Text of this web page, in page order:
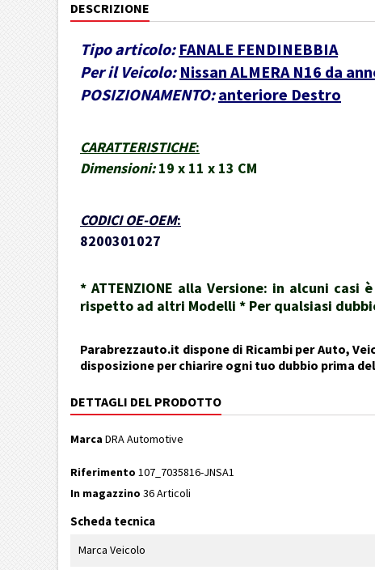
DESCRIZIONE
Tipo articolo: FANALE FENDINEBBIA
Per il Veicolo: Nissan ALMERA N16 da
POSIZIONAMENTO: anteriore Destro
CARATTERISTICHE:
Dimensioni: 19 x 11 x 13 CM
CODICI OE-OEM:
8200301027
* ATTENZIONE alla Versione: in alcuni
rispetto ad altri Modelli * Per qualsiasi
Parabrezzauto.it dispone di Ricambi per Auto,
disposizione per chiarire ogni tuo dubbio prima
DETTAGLI DEL PRODOTTO
Marca DRA Automotive
Riferimento 107_7035816-JNSA1
In magazzino 36 Articoli
Scheda tecnica
Marca Veicolo